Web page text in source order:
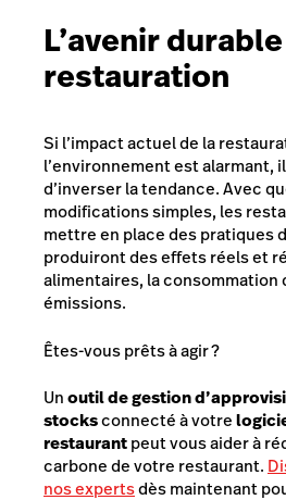
L’avenir
restauration
Si l’impact actuel de la
l’environnement est alarmant,
d’inverser la tendance. Avec
modifications simples, les
mettre en place des pratiques
produiront des effets réels et
alimentaires, la consommation
émissions.
Êtes-vous prêts à agir ?
Unoutil de gestion
stocksconnecté à votre
restaurantpeut vous aider à
carbone de votre restaurant.
nos expertsdès maintenant